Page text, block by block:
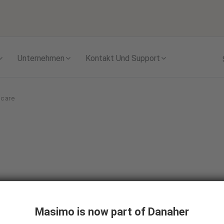
Unternehmen Kontakt Und Support
Masimo is now part of Danaher